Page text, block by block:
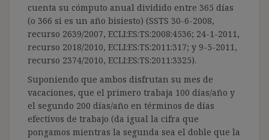
cuenta su cómputo anual dividido entre 365 días
(o 366 si es un año bisiesto) (SSTS 30-6-2008,
recurso 2639/2007, ECLI:ES:TS:2008:4536; 24-1-2011,
recurso 2018/2010, ECLI:ES:TS:2011:317; y 9-5-2011,
recurso 2374/2010, ECLI:ES:TS:2011:3325).
Suponiendo que ambos disfrutan su mes de
vacaciones, que el primero trabaja 100 días/año y
el segundo 200 días/año en términos de días
efectivos de trabajo (da igual la cifra que
pongamos mientras la segunda sea el doble que la